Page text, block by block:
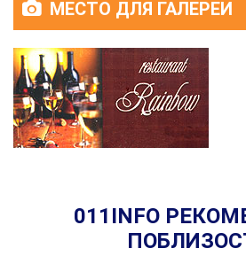
МЕСТО ДЛЯ ГАЛЕРЕИ
011INFO